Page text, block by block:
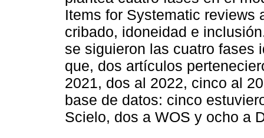
Items for Systematic reviews
cribado, idoneidad e
se siguieron las cuatro fases
que, dos artículos
2021, dos al 2022, cinco al
base de datos: cinco
Scielo, dos a WOS y ocho a